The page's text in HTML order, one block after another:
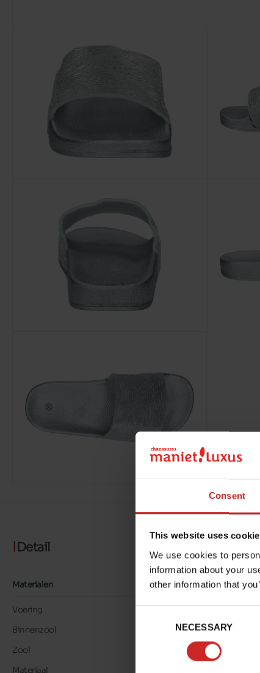
Consent
This website uses
We use cookies to
information about your
other information that
NECESSARY
Detail
Materialen
Voering
Binnenzool
EVA
Zool
Materiaal